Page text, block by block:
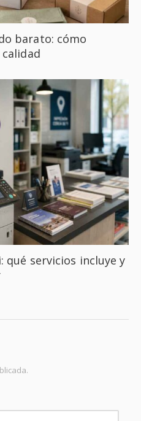
barato: cómo
qué servicios incluye y